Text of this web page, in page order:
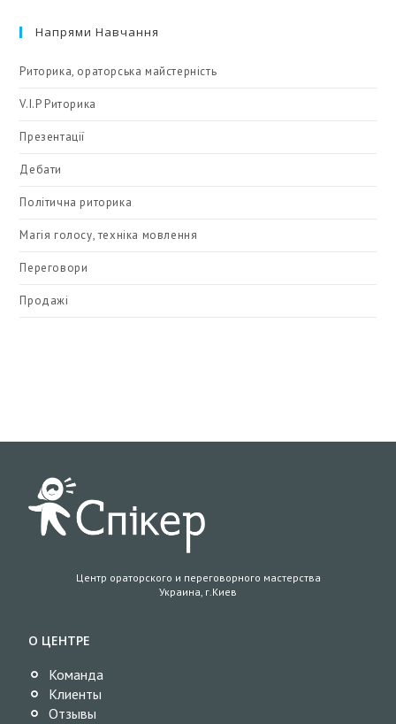
Напрями Навчання
Риторика, ораторська майстерність
V.I.P Риторика
Презентації
Дебати
Політична риторика
Магія голосу, техніка мовлення
Переговори
Продажі
Центр ораторского и переговорного мастерства
Украина, г.Киев
О ЦЕНТРЕ
Команда
Клиенты
Отзывы